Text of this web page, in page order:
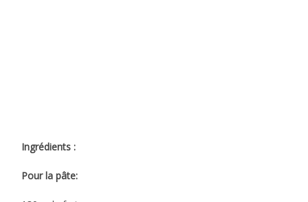
Ingrédients :
Pour la pâte: